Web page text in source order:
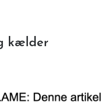
kælder